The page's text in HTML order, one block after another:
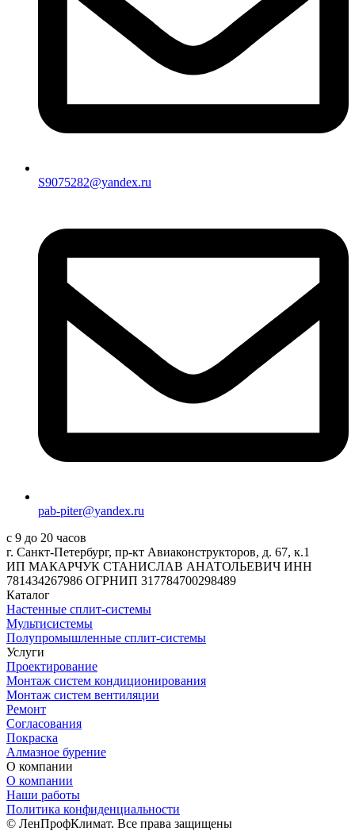
S9075282@yandex.ru
pab-piter@yandex.ru
с 9 до 20 часов
г. Санкт-Петербург, пр-кт Авиаконструкторов, д. 67, к.1
ИП МАКАРЧУК СТАНИСЛАВ АНАТОЛЬЕВИЧ ИНН
781434267986 ОГРНИП 317784700298489
Каталог
Настенные сплит-системы
Мультисистемы
Полупромышленные сплит-системы
Услуги
Проектирование
Монтаж систем кондиционирования
Монтаж систем вентиляции
Ремонт
Согласования
Покраска
Алмазное бурение
О компании
О компании
Наши работы
Политика конфиденциальности
© ЛенПрофКлимат. Все права защищены